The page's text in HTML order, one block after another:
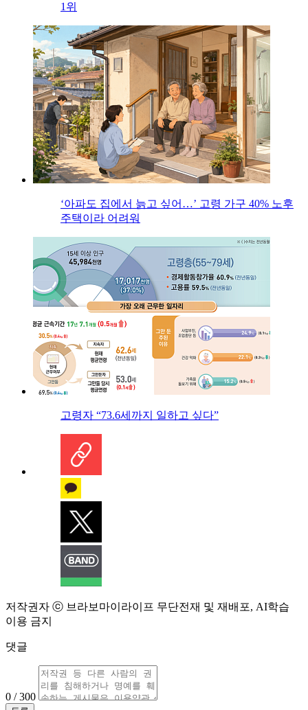
1위
‘아파도 집에서 늙고 싶어…’ 고령 가구 40% 노후
주택이라 어려워
고령자 “73.6세까지 일하고 싶다”
저작권자 ⓒ 브라보마이라이프 무단전재 및 재배포, AI학습
이용 금지
댓글
0 / 300